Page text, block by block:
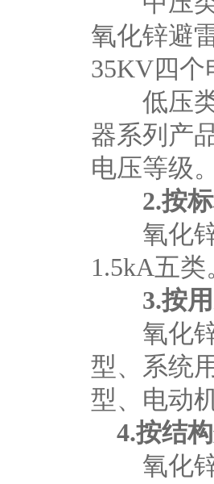
氧化锌避
35KV四个
低压类;
器系列产
电压等级
2.按标
氧化锌
1.5kA五类
3.按用
氧化锌
型、系统
型、 电动
4.按结
氧化锌